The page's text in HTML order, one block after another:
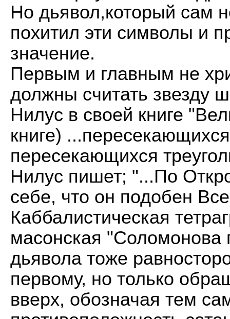
Но дьявол,который сам
похитил эти символы и
значение.
Первым и главным не
должны считать звезду
Нилус в своей книге
книге)
пересекающихся
Нилус пишет; "...По
себе, что он подобен
Каббалистическая
масонская "Соломонова
дьявола тоже
первому, но только
вверх, обозначая тем